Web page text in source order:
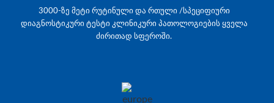
3000-ზე მეტი რუტინული და რთული /სპეციფიური
დიაგნოსტიკური ტესტი კლინიკური პათოლოგიების ყველა
ძირითად სფეროში.